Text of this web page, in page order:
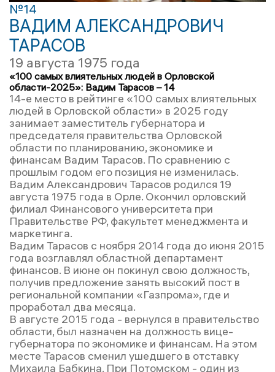
№14
ВАДИМ АЛЕКСАНДРОВИЧ
ТАРАСОВ
19 августа 1975 года
«100 самых влиятельных людей в Орловской
области-2025»: Вадим Тарасов – 14
14-е место в рейтинге «100 самых влиятельных
людей в Орловской области» в 2025 году
занимает заместитель губернатора и
председателя правительства Орловской
области по планированию, экономике и
финансам Вадим Тарасов. По сравнению с
прошлым годом его позиция не изменилась.
Вадим Александрович Тарасов родился 19
августа 1975 года в Орле. Окончил орловский
филиал Финансового университета при
Правительстве РФ, факультет менеджмента и
маркетинга.
Вадим Тарасов с ноября 2014 года до июня 2015
года возглавлял областной департамент
финансов. В июне он покинул свою должность,
получив предложение занять высокий пост в
региональной компании «Газпрома», где и
проработал два месяца.
В августе 2015 года - вернулся в правительство
области, был назначен на должность вице-
губернатора по экономике и финансам. На этом
месте Тарасов сменил ушедшего в отставку
Михаила Бабкина. При Потомском - один из